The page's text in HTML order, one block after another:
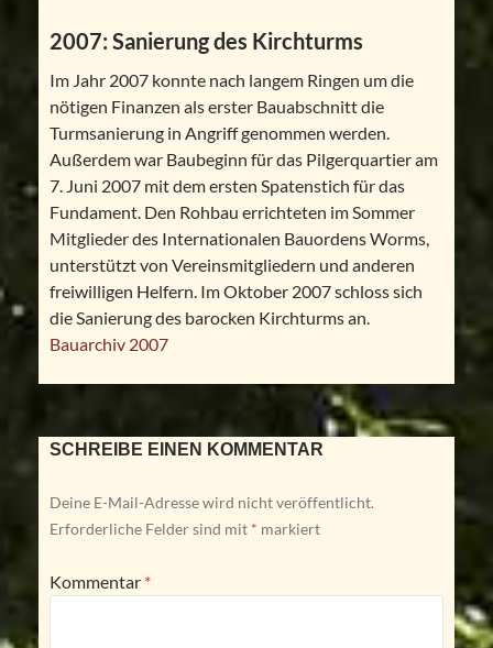
2007: Sanierung des Kirchturms
Im Jahr 2007 konnte nach langem Ringen um die
nötigen Finanzen als erster Bauabschnitt die
Turmsanierung in Angriff genommen werden.
Außerdem war Baubeginn für das Pilgerquartier am
7. Juni 2007 mit dem ersten Spatenstich für das
Fundament. Den Rohbau errichteten im Sommer
Mitglieder des Internationalen Bauordens Worms,
unterstützt von Vereinsmitgliedern und anderen
freiwilligen Helfern. Im Oktober 2007 schloss sich
die Sanierung des barocken Kirchturms an.
Bauarchiv 2007
SCHREIBE EINEN KOMMENTAR
Deine E-Mail-Adresse wird nicht veröffentlicht.
Erforderliche Felder sind mit * markiert
Kommentar *